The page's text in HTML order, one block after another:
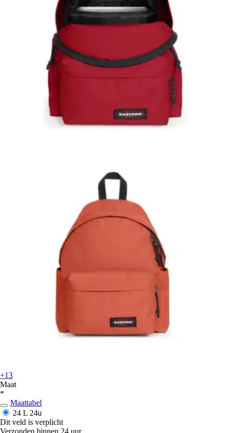
+13
Maat
*
Maattabel
24 L 24u
Dit veld is verplicht